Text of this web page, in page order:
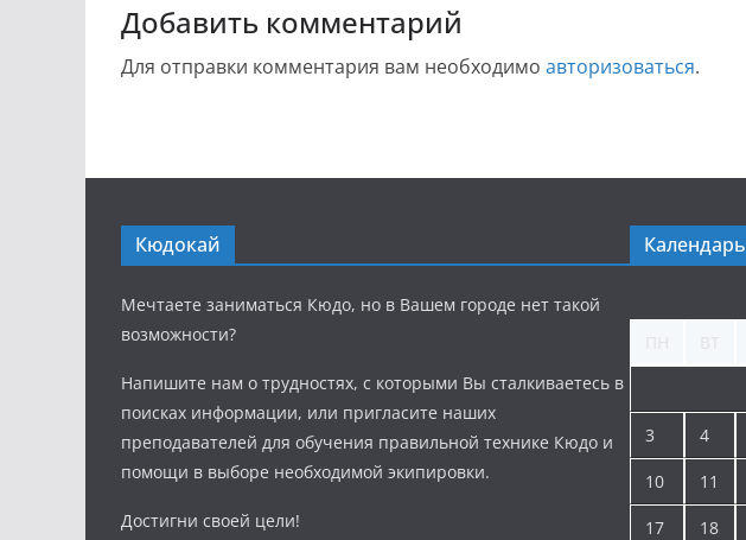
Добавить комментарий
Для отправки комментария вам необходимо авторизоваться.
Кюдокай
Мечтаете заниматься Кюдо, но в Вашем городе нет такой
возможности?
Напишите нам о трудностях, с которыми Вы сталкиваетесь в
поисках информации, или пригласите наших
преподавателей для обучения правильной технике Кюдо и
помощи в выборе необходимой экипировки.
Достигни своей цели!
Календарь
3 4
10 11
17 18